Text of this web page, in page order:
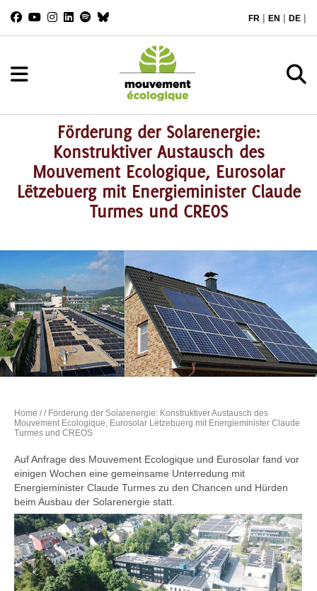
FR | EN | DE |
Förderung der Solarenergie:
Konstruktiver Austausch des
Mouvement Ecologique, Eurosolar
Lëtzebuerg mit Energieminister Claude
Turmes und CREOS
Home // Förderung der Solarenergie: Konstruktiver Austausch des
Mouvement Ecologique, Eurosolar Lëtzebuerg mit Energieminister Claude
Turmes und CREOS
Auf Anfrage des Mouvement Ecologique und Eurosolar fand vor
einigen Wochen eine gemeinsame Unterredung mit
Energieminister Claude Turmes zu den Chancen und Hürden
beim Ausbau der Solarenergie statt.